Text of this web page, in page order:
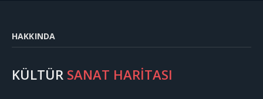
HAKKINDA
KÜLTÜR SANAT HARİTASI